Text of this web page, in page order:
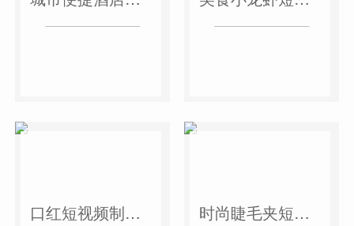
口红短视频制作案例 时尚睫毛夹短视频案例